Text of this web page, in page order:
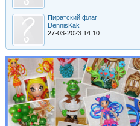
Пиратский флаг
DennisKak
27-03-2023 14:10